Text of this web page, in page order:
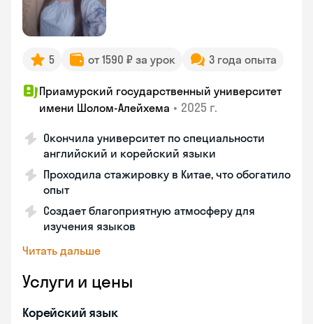
5 от 1590 ₽ за урок 3 года опыта
Приамурский государственный университет
имени Шолом-Алейхема • 2025 г.
Окончила университет по специальности
английский и корейский языки
Проходила стажировку в Китае, что обогатило
опыт
Создает благоприятную атмосферу для
изучения языков
Читать дальше
Услуги и цены
Корейский язык